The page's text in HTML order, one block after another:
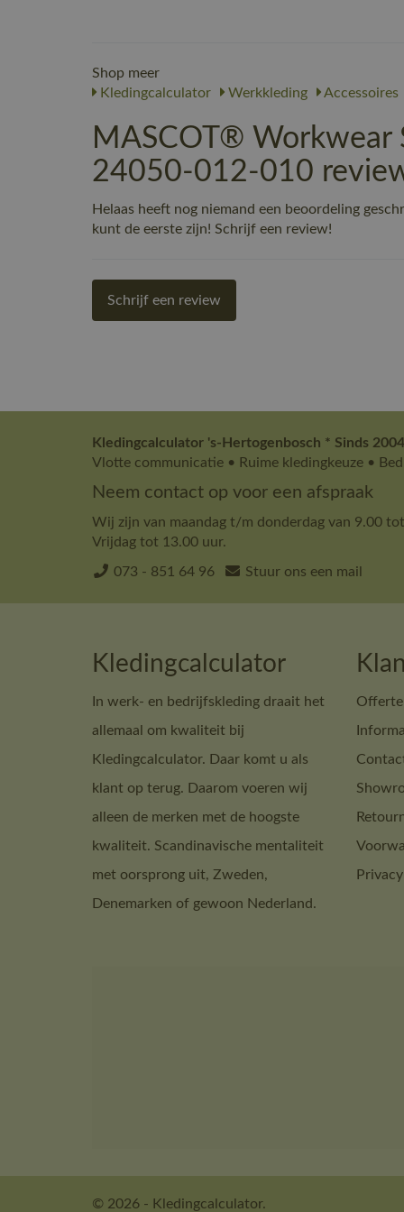
Shop meer
Kledingcalculator
Werkkleding Accessoires
MASCOT® Workwear
24050-012-010
Helaas heeft nog niemand een beoordeling
kunt de eerste zijn! Schrijf een review!
Schrijf een review
Kledingcalculator 's-Hertogenbosch * Sinds
Vlotte communicatie • Ruime kledingkeuze •
Neem contact op voor een afspraak
Wij zijn van maandag t/m donderdag van 9.00
Vrijdag tot 13.00 uur.
073 - 851 64 96 Stuur ons een mail
Kledingcalculator
In werk- en bedrijfskleding draait het
allemaal om kwaliteit bij
Kledingcalculator. Daar komt u als
klant op terug. Daarom voeren wij
alleen de merken met de hoogste
kwaliteit. Scandinavische mentaliteit
met oorsprong uit, Zweden,
Denemarken of gewoon Nederland.
Offerte
Privacy
© 2026 - Kledingcalculator.